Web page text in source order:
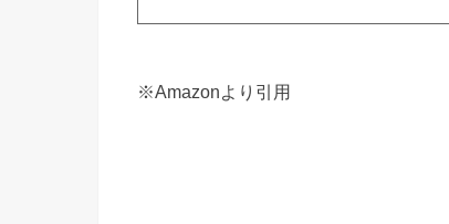
※Amazonより引用